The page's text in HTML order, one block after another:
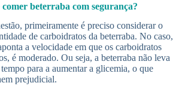
beterraba com segurança?
primeiramente é preciso considerar o
de carboidratos da beterraba. No caso,
a velocidade em que os carboidratos
é moderado. Ou seja, a beterraba não leva
para a aumentar a glicemia, o que
prejudicial.